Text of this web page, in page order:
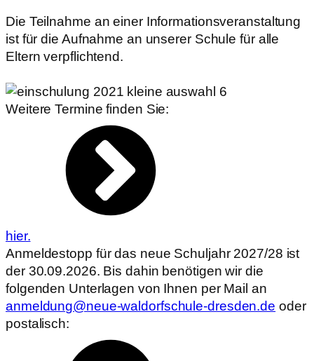
Die Teilnahme an einer Informationsveranstaltung
ist für die Aufnahme an unserer Schule für alle
Eltern verpflichtend.
Weitere Termine finden Sie:
hier.
Anmeldestopp für das neue Schuljahr 2027/28 ist
der 30.09.2026. Bis dahin benötigen wir die
folgenden Unterlagen von Ihnen per Mail an
anmeldung@neue-waldorfschule-dresden.de oder
postalisch: